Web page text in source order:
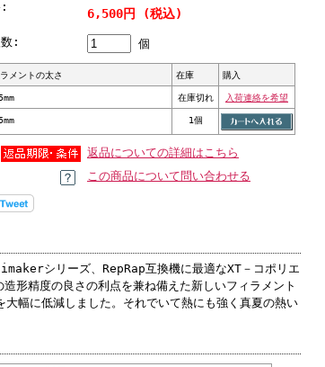
: 6,500円 (税込)
: 個
メントの太さ 在庫 購入
在庫切れ 入荷連絡を希望
1個
返品についての詳細はこちら
この商品について問い合わせる
シリーズ、RepRap互換機に最適なXT－コポリエ
形精度の良さの利点を兼ね備えた新しいフィラメント
幅に低減しました。それでいて熱にも強く真夏の熱い